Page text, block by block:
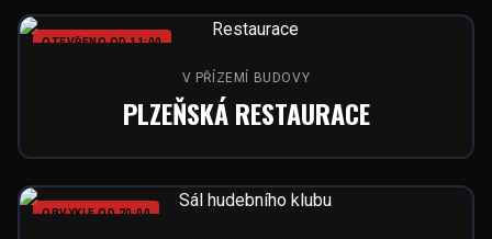
OTEVŘENO OD 11:00
V PŘÍZEMÍ BUDOVY
PLZEŇSKÁ RESTAURACE
OBVYKLE OD 20:00